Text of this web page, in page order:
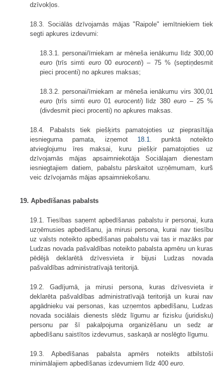
dzīvokļos.
18.3. Sociālās dzīvojamās mājas "Raipole" iemītniekiem tiek
segti apkures izdevumi:
18.3.1. personai/īrniekam ar mēneša ienākumu līdz 300,00
euro (trīs simti euro00eurocenti) – 75 % (septiņdesmit
pieci procenti) no apkures maksas;
18.3.2. personai/īrniekam ar mēneša ienākumu virs 300,01
euro (trīs simti euro01 eurocenti) līdz 380euro – 25 %
(divdesmit pieci procenti) no apkures maksas.
18.4. Pabalsts tiek piešķirts pamatojoties uz pieprasītāja
iesnieguma pamata, izņemot 18.1. punktā noteikto
atvieglojumu īres maksai, kuru piešķir pamatojoties uz
dzīvojamās mājas apsaimniekotāja Sociālajam dienestam
iesniegtajiem datiem, pabalstu pārskaitot uzņēmumam, kurš
veic dzīvojamās mājas apsaimniekošanu.
19. Apbedīšanas pabalsts
19.1. Tiesības saņemt apbedīšanas pabalstu ir personai, kura
uzņēmusies apbedīšanu, ja mirusi persona, kurai nav tiesību
uz valsts noteikto apbedīšanas pabalstu vai tas ir mazāks par
Ludzas novada pašvaldības noteikto pabalsta apmēru un kuras
pēdējā deklarētā dzīvesvieta ir bijusi Ludzas novada
pašvaldības administratīvajā teritorijā.
19.2. Gadījumā, ja mirusi persona, kuras dzīvesvieta ir
deklarēta pašvaldības administratīvajā teritorijā un kurai nav
apgādnieku vai personas, kas uzņemtos apbedīšanu, Ludzas
novada sociālais dienests slēdz līgumu ar fizisku (juridisku)
personu par šī pakalpojuma organizēšanu un sedz ar
apbedīšanu saistītos izdevumus, saskaņā ar noslēgto līgumu.
19.3. Apbedīšanas pabalsta apmērs noteikts atbilstoši
minimālajiem apbedīšanas izdevumiem līdz 400 euro.